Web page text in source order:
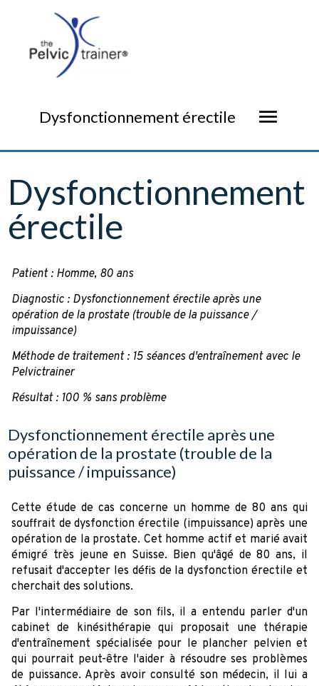
Dysfonctionnement érectile menu
Dysfonctionnement
érectile
Patient : Homme, 80 ans
Diagnostic : Dysfonctionnement érectile après une
opération de la prostate (trouble de la puissance /
impuissance)
Méthode de traitement : 15 séances d'entraînement avec le
Pelvictrainer
Résultat : 100 % sans problème
Dysfonctionnement érectile après une
opération de la prostate (trouble de la
puissance / impuissance)
Cette étude de cas concerne un homme de 80 ans qui
souffrait de dysfonction érectile (impuissance) après une
opération de la prostate. Cet homme actif et marié avait
émigré très jeune en Suisse. Bien qu'âgé de 80 ans, il
refusait d'accepter les défis de la dysfonction érectile et
cherchait des solutions.
Par l'intermédiaire de son fils, il a entendu parler d'un
cabinet de kinésithérapie qui proposait une thérapie
d'entraînement spécialisée pour le plancher pelvien et
qui pourrait peut-être l'aider à résoudre ses problèmes
de puissance. Après avoir consulté son médecin, il lui a